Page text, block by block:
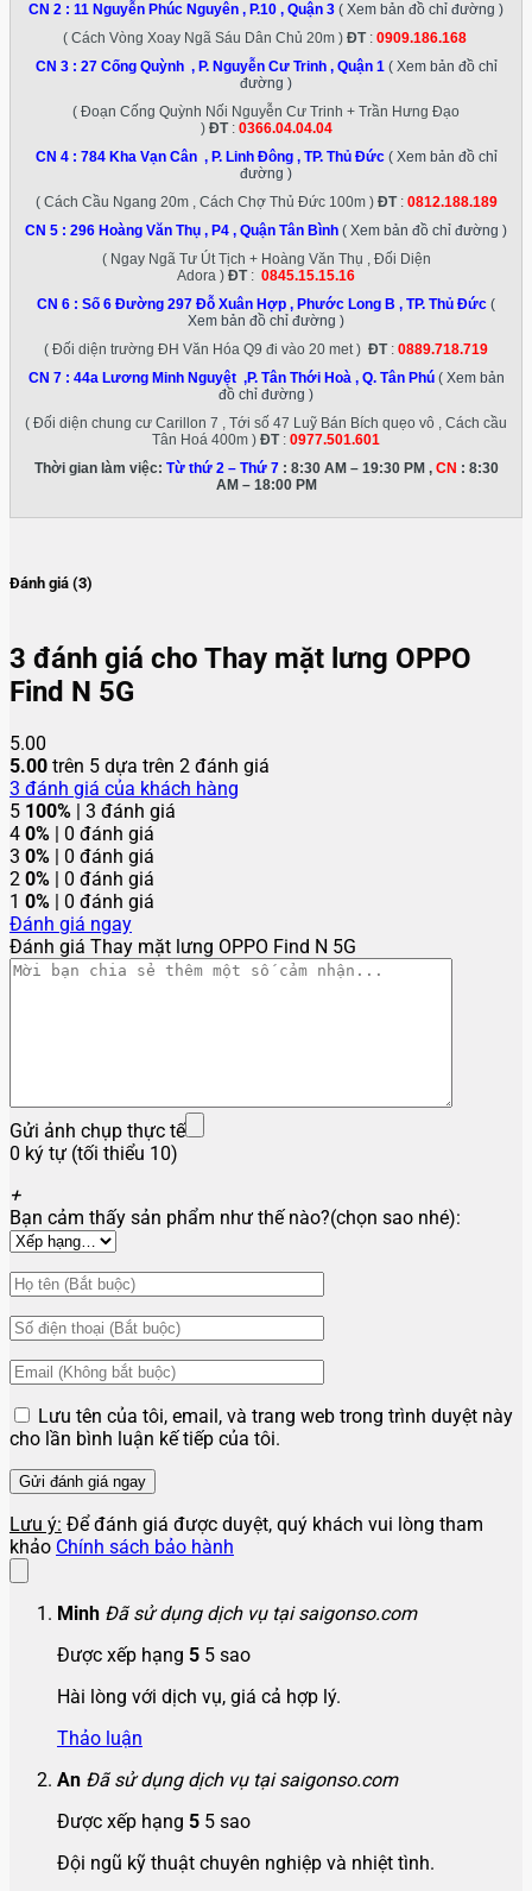
CN 2 : 11 Nguyễn Phúc Nguyên , P.10 , Quận 3 ( Xem bản đồ chỉ đường )
( Cách Vòng Xoay Ngã Sáu Dân Chủ 20m ) ĐT: 0909.186.168
CN 3 : 27 Cống Quỳnh , P. Nguyễn Cư Trinh , Quận 1 ( Xem bản đồ chỉ
đường )
( Đoạn Cống Quỳnh Nối Nguyễn Cư Trinh + Trần Hưng Đạo
) ĐT: 0366.04.04.04
CN 4 : 784 Kha Vạn Cân , P. Linh Đông , TP. Thủ Đức( Xem bản đồ chỉ
đường )
( Cách Cầu Ngang 20m , Cách Chợ Thủ Đức 100m ) ĐT: 0812.188.189
CN 5 : 296 Hoàng Văn Thụ , P4 , Quận Tân Bình ( Xem bản đồ chỉ đường )
( Ngay Ngã Tư Út Tịch + Hoàng Văn Thụ , Đối Diện
Adora ) ĐT: 0845.15.15.16
CN 6 : Số 6 Đường 297 Đỗ Xuân Hợp , Phước Long B , TP. Thủ Đức (
Xem bản đồ chỉ đường )
( Đối diện trường ĐH Văn Hóa Q9 đi vào 20 met ) ĐT: 0889.718.719
CN 7 : 44a Lương Minh Nguyệt ,P. Tân Thới Hoà , Q. Tân Phú ( Xem bản
đồ chỉ đường )
( Đối diện chung cư Carillon 7 , Tới số 47 Luỹ Bán Bích quẹo vô , Cách cầu
Tân Hoá 400m ) ĐT: 0977.501.601
Thời gian làm việc: Từ thứ 2 – Thứ 7: 8:30 AM – 19:30 PM , CN : 8:30
AM – 18:00 PM
Đánh giá (3)
3 đánh giá cho Thay mặt lưng OPPO
Find N 5G
5.00
5.00 trên 5 dựa trên 2 đánh giá
3 đánh giá của khách hàng
5 100% | 3 đánh giá
4 0% | 0 đánh giá
3 0% | 0 đánh giá
2 0% | 0 đánh giá
1 0% | 0 đánh giá
Đánh giá ngay
Đánh giá Thay mặt lưng OPPO Find N 5G
Gửi ảnh chụp thực tế
0 ký tự (tối thiểu 10)
+
Bạn cảm thấy sản phẩm như thế nào?(chọn sao nhé):
Lưu tên của tôi, email, và trang web trong trình duyệt này
cho lần bình luận kế tiếp của tôi.
Lưu ý: Để đánh giá được duyệt, quý khách vui lòng tham
khảo Chính sách bảo hành
Minh Đã sử dụng dịch vụ tại saigonso.com
Được xếp hạng 5 5 sao
Hài lòng với dịch vụ, giá cả hợp lý.
Thảo luận
An Đã sử dụng dịch vụ tại saigonso.com
Được xếp hạng 5 5 sao
Đội ngũ kỹ thuật chuyên nghiệp và nhiệt tình.